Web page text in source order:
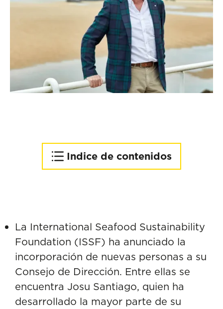
Indice de contenidos
de pesca
La International Seafood Sustainability
Foundation (ISSF) ha anunciado la
incorporación de nuevas personas a su
Consejo de Dirección. Entre ellas se
encuentra Josu Santiago, quien ha
desarrollado la mayor parte de su